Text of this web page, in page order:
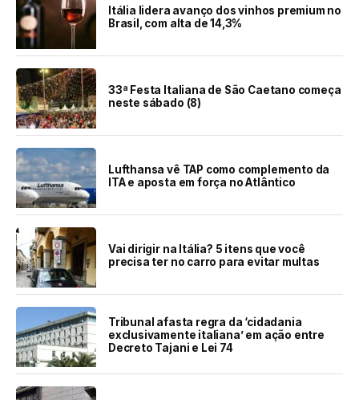
Itália lidera avanço dos vinhos premium no
Brasil, com alta de 14,3%
33ª Festa Italiana de São Caetano começa
neste sábado (8)
Lufthansa vê TAP como complemento da
ITA e aposta em força no Atlântico
Vai dirigir na Itália? 5 itens que você
precisa ter no carro para evitar multas
Tribunal afasta regra da ‘cidadania
exclusivamente italiana’ em ação entre
Decreto Tajani e Lei 74